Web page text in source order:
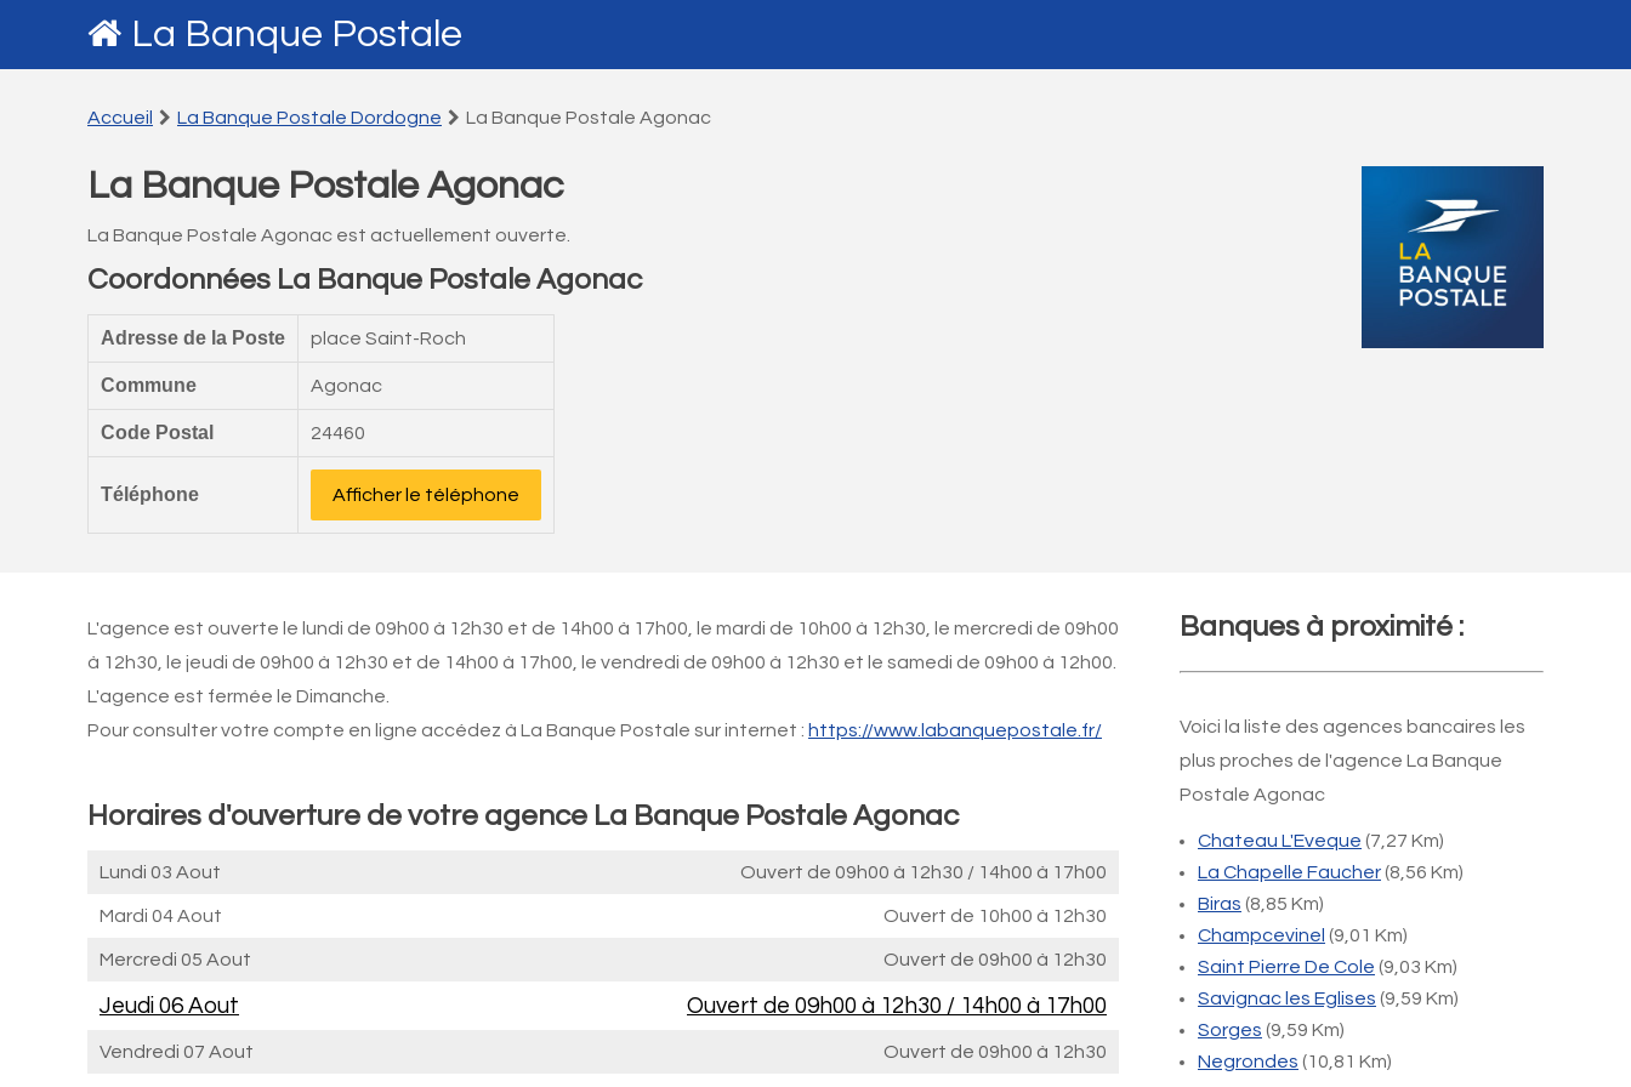
La Banque Postale
Accueil La Banque Postale Dordogne La Banque Postale Agonac
La Banque Postale Agonac
La Banque Postale Agonac est actuellement ouverte.
Coordonnées La Banque Postale Agonac
Adresse de la Poste place Saint-Roch
Commune Agonac
Code Postal 24460
Téléphone Afficher le téléphone
L'agence est ouverte le lundi de 09h00 à 12h30 et de 14h00 à 17h00, le mardi de 10h00 à 12h30, le mercredi de 09h00
à 12h30, le jeudi de 09h00 à 12h30 et de 14h00 à 17h00, le vendredi de 09h00 à 12h30 et le samedi de 09h00 à 12h00.
L'agence est fermée le Dimanche.
Pour consulter votre compte en ligne accédez à La Banque Postale sur internet : https://www.labanquepostale.fr/
Horaires d'ouverture de votre agence La Banque Postale Agonac
Lundi 03 Aout Ouvert de 09h00 à 12h30 / 14h00 à 17h00
Mardi 04 Aout Ouvert de 10h00 à 12h30
Mercredi 05 Aout Ouvert de 09h00 à 12h30
Jeudi 06 Aout Ouvert de 09h00 à 12h30 / 14h00 à 17h00
Vendredi 07 Aout Ouvert de 09h00 à 12h30
Banques à proximité :
Voici la liste des agences bancaires les
plus proches de l'agence La Banque
Postale Agonac
Chateau L'Eveque (7,27 Km)
La Chapelle Faucher(8,56 Km)
Biras (8,85 Km)
Champcevinel (9,01 Km)
Saint Pierre De Cole (9,03 Km)
Savignac les Eglises (9,59 Km)
Sorges (9,59 Km)
Negrondes (10,81 Km)